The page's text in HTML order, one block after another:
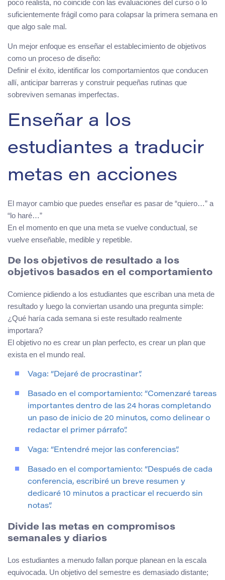
poco realista, no coincide con las evaluaciones del curso o lo
suficientemente frágil como para colapsar la primera semana en
que algo sale mal.
Un mejor enfoque es enseñar el establecimiento de objetivos
como un proceso de diseño:
Definir el éxito, identificar los comportamientos que conducen
allí, anticipar barreras y construir pequeñas rutinas que
sobreviven semanas imperfectas.
Enseñar a los
estudiantes a traducir
metas en acciones
El mayor cambio que puedes enseñar es pasar de “quiero…” a
“lo haré…”
En el momento en que una meta se vuelve conductual, se
vuelve enseñable, medible y repetible.
De los objetivos de resultado a los
objetivos basados en el comportamiento
Comience pidiendo a los estudiantes que escriban una meta de
resultado y luego la conviertan usando una pregunta simple:
¿Qué haría cada semana si este resultado realmente
importara?
El objetivo no es crear un plan perfecto, es crear un plan que
exista en el mundo real.
Vaga: “Dejaré de procrastinar”.
Basado en el comportamiento: “Comenzaré tareas
importantes dentro de las 24 horas completando
un paso de inicio de 20 minutos, como delinear o
redactar el primer párrafo”.
Vaga: “Entendré mejor las conferencias”.
Basado en el comportamiento: “Después de cada
conferencia, escribiré un breve resumen y
dedicaré 10 minutos a practicar el recuerdo sin
notas”.
Divide las metas en compromisos
semanales y diarios
Los estudiantes a menudo fallan porque planean en la escala
equivocada. Un objetivo del semestre es demasiado distante;